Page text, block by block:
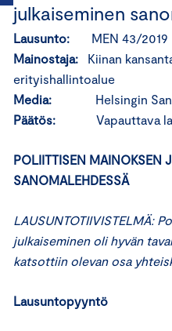
julkaiseminen
Lausunto: MEN 43/2019
Mainostaja: Kiinan
erityishallintoalue
Media: Helsingin
Päätös: Vapauttava
POLIITTISEN MAINOKSEN
SANOMALEHDESSÄ
LAUSUNTOTIIVISTELMÄ:
julkaiseminen oli hyvän
katsottiin olevan osa
Lausuntopyyntö